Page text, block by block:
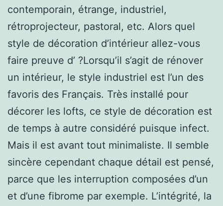
contemporain, étrange, industriel,
rétroprojecteur, pastoral, etc. Alors quel
style de décoration d’intérieur allez-vous
faire preuve d’ ?Lorsqu’il s’agit de rénover
un intérieur, le style industriel est l’un des
favoris des Français. Très installé pour
décorer les lofts, ce style de décoration est
de temps à autre considéré puisque infect.
Mais il est avant tout minimaliste. Il semble
sincère cependant chaque détail est pensé,
parce que les interruption composées d’un
et d’une fibrome par exemple. L’intégrité, la